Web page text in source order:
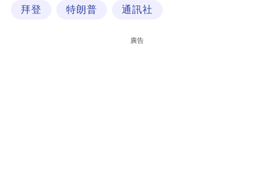
拜登 特朗普 通訊社
廣告